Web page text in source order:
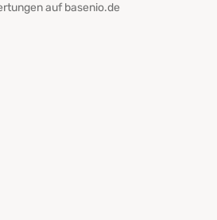
auf basenio.de
Fenster
neuem Fenster
in neuem Fenster